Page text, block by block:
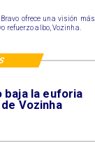
baja la euforia
Vozinha
ofrece una visión más
refuerzo albo, Vozinha.